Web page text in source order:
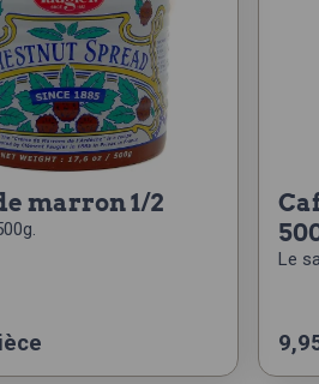
marron 1/2
cafe moulu tradition
Le